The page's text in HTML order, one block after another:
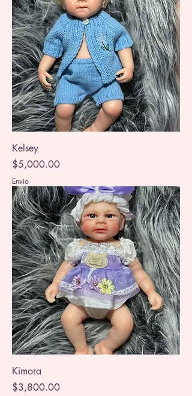
Kelsey
Precio
$5,000.00
Envio
Kimora
Precio
$3,800.00